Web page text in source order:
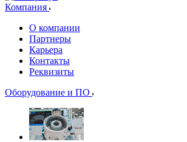
Компания
О компании
Партнеры
Карьера
Контакты
Реквизиты
Оборудование и ПО